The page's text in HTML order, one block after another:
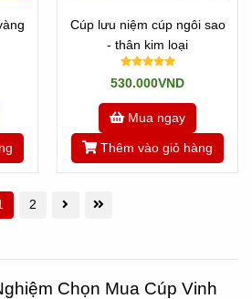
Cúp lưu niệm cúp ngôi sao
- thân kim loại
530.000VND
Mua ngay
Thêm vào giỏ hàng
2
Chọn Mua Cúp Vinh